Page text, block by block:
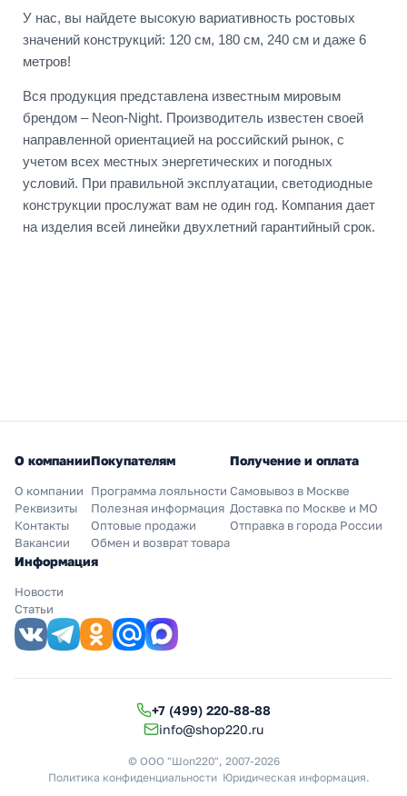
У нас, вы найдете высокую вариативность ростовых
значений конструкций: 120 см, 180 см, 240 см и даже 6
метров!
Вся продукция представлена известным мировым
брендом – Neon-Night. Производитель известен своей
направленной ориентацией на российский рынок, с
учетом всех местных энергетических и погодных
условий. При правильной эксплуатации, светодиодные
конструкции прослужат вам не один год. Компания дает
на изделия всей линейки двухлетний гарантийный срок.
О компании
О компании
Реквизиты
Контакты
Вакансии
Покупателям
Программа лояльности
Полезная информация
Оптовые продажи
Обмен и возврат товара
Получение и оплата
Самовывоз в Москве
Доставка по Москве и МО
Отправка в города России
Информация
Новости
Статьи
+7 (499) 220-88-88
info@shop220.ru
© ООО "Шоп220", 2007-2026
Политика конфиденциальности Юридическая информация.